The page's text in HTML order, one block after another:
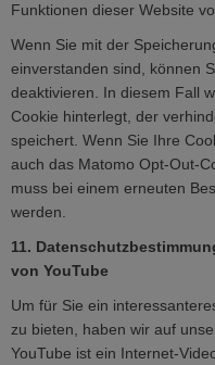
Funktionen dieser Website
Wenn Sie mit der
einverstanden sind, können
deaktivieren. In diesem Fall
Cookie hinterlegt, der
speichert. Wenn Sie Ihre
auch das Matomo Opt-Out-
muss bei einem erneuten
werden.
11.
von YouTube
Um für Sie ein
zu bieten, haben wir auf
YouTube ist ein Internet-